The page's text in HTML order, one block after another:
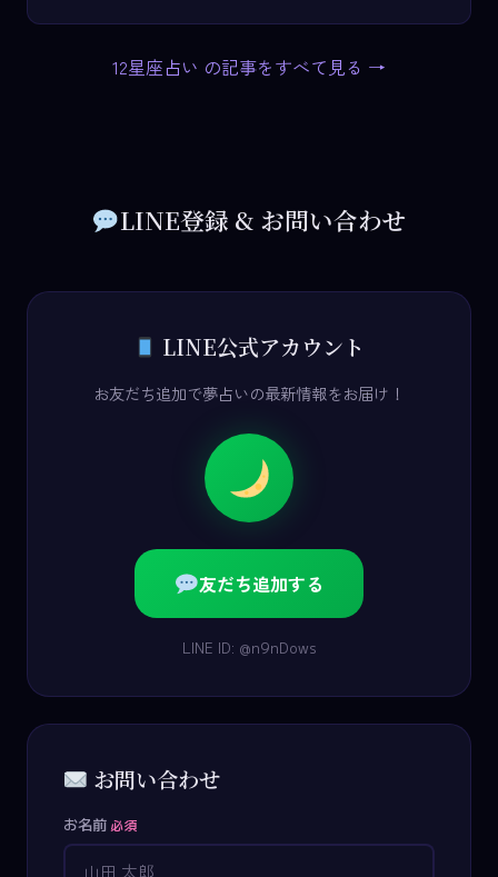
12星座占い の記事をすべて見る →
LINE登録 & お問い合わせ
LINE公式アカウント
お友だち追加で夢占いの最新情報をお届け！
友だち追加する
LINE ID: @n9nDows
お問い合わせ
お名前 必須